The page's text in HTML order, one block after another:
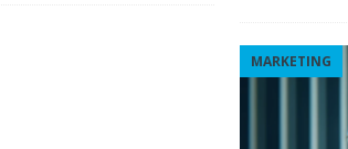
MARKETING